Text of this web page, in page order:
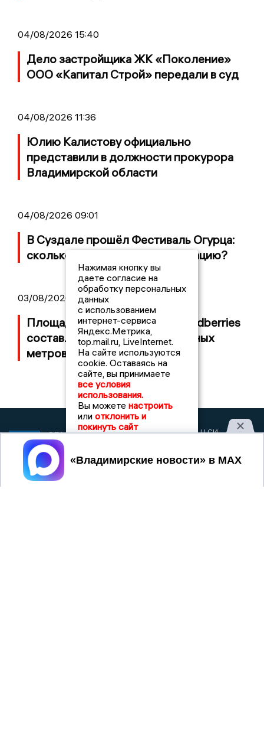
04/08/2026 15:40
Дело застройщика ЖК «Поколение»
ООО «Капитал Строй» передали в суд
04/08/2026 11:36
Юлию Калистову официально
представили в должности прокурора
Владимирской области
04/08/2026 09:01
В Суздале прошёл Фестиваль Огурца:
сколько потратили на организацию?
03/08/2026 14:13
Площадь пожара на складе Wildberries
составляет 100 тысяч квадратных
метров
ВЛАДИМИРСКИЕ
НОВОСТИ
2017 © NEWSVLADIMIR.RU | СИ
Учредитель (соучредители): Общество с ограниченной
ответственностью «РЕГИОНАЛЬНЫЕ НОВОСТИ» (ОГРН
Нажимая кнопку вы
даете согласие на
обработку персональных
данных
с использованием
интернет-сервиса
Яндекс.Метрика,
top.mail.ru, LiveInternet.
На сайте используются
cookie. Оставаясь на
сайте, вы принимаете
все условия
использования.
Вы можете настроить
или отклонить и
покинуть сайт
Принять